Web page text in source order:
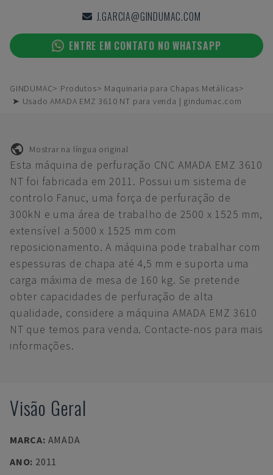
J.GARCIA@GINDUMAC.COM
ENTRE EM CONTATO NO WHATSAPP
GINDUMAC Produtos
Maquinaria para Chapas Metálicas
➤ Usado AMADA EMZ 3610 NT para venda | gindumac.com
Mostrar na língua original
Esta máquina de perfuração CNC AMADA EMZ 3610
NT foi fabricada em 2011. Possui um sistema de
controlo Fanuc, uma força de perfuração de
300kN e uma área de trabalho de 2500 x 1525 mm,
extensível a 5000 x 1525 mm com
reposicionamento. A máquina pode trabalhar com
espessuras de chapa até 4,5 mm e suporta uma
carga máxima de mesa de 160 kg. Se pretende
obter capacidades de perfuração de alta
qualidade, considere a máquina AMADA EMZ 3610
NT que temos para venda. Contacte-nos para mais
informações.
Visão Geral
MARCA: AMADA
ANO: 2011